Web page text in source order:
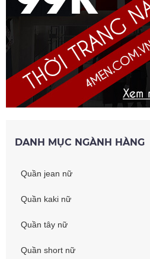
DANH MỤC NGÀNH HÀNG
Quần jean nữ
Quần kaki nữ
Quần tây nữ
Quần short nữ